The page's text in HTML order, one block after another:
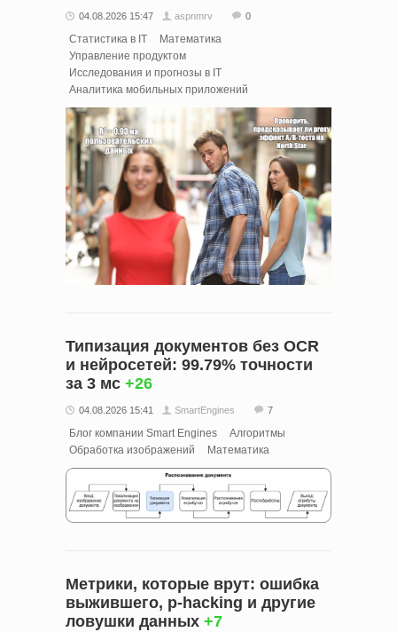
04.08.2026 15:47 aspnmrv 0
Статистика в IT
Математика
Управление продуктом
Исследования и прогнозы в IT
Аналитика мобильных приложений
Типизация документов без OCR
и нейросетей: 99.79% точности
за 3 мс +26
04.08.2026 15:41 SmartEngines 7
Блог компании Smart Engines
Алгоритмы
Обработка изображений
Математика
Метрики, которые врут: ошибка
выжившего, p-hacking и другие
ловушки данных +7